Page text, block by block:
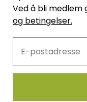
Ved å bli medlem
og betingelser.